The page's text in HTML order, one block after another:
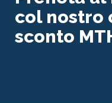
col nostro
sconto